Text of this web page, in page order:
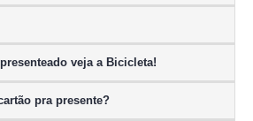
veja a Bicicleta!
pra presente?